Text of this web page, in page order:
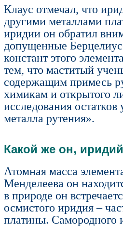
Клаус отмечал, что
другими металлами
иридии он обратил
допущенные
констант этого
тем, что маститый
содержащим примесь
химикам и открытого
исследования
металла рутения».
Какой же он,
Атомная масса
Менделеева он
в природе он
осмистого иридия –
платины. Самородного